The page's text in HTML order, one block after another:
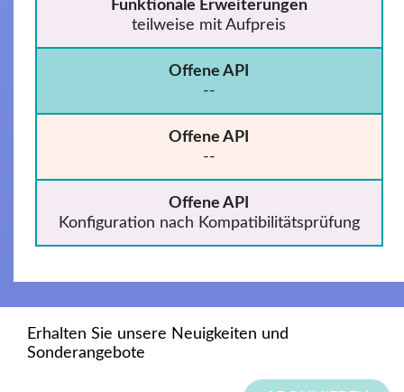
Funktionale Erweiterungen
teilweise mit Aufpreis
Offene API
--
Offene API
--
Offene API
Konfiguration nach Kompatibilitätsprüfung
Erhalten Sie unsere Neuigkeiten und
Sonderangebote